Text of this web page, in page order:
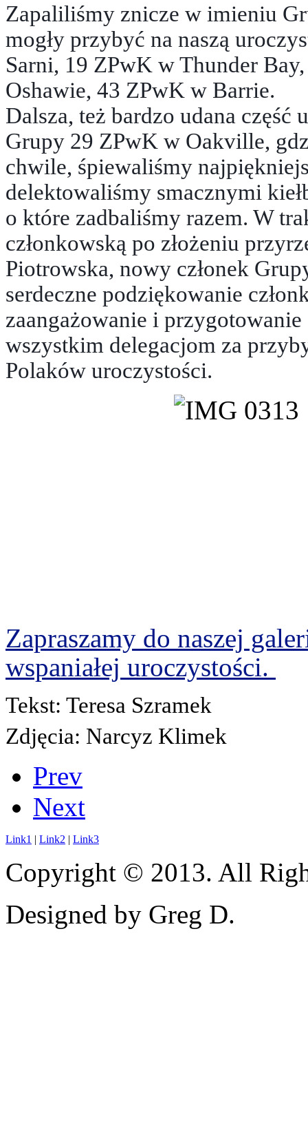
Zapaliliśmy znicze w imieniu
mogły przybyć na naszą
Sarni, 19 ZPwK w Thunder
Oshawie, 43 ZPwK w Barrie.
Dalsza, też bardzo udana część
Grupy 29 ZPwK w Oakville,
chwile, śpiewaliśmy
delektowaliśmy smacznymi
o które zadbaliśmy razem. W
członkowską po złożeniu
Piotrowska, nowy członek
serdeczne podziękowanie
zaangażowanie i
wszystkim delegacjom za
Polaków uroczystości.
Zapraszamy do naszej
wspaniałej uroczystości.
Tekst: Teresa Szramek
Zdjęcia: Narcyz Klimek
Prev
Next
Link1 | Link2 | Link3
Copyright © 2013. All
Designed by Greg D.